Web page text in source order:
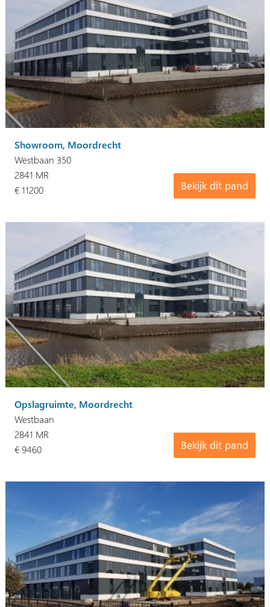
Showroom, Moordrecht
Westbaan 350
Bekijk dit pand
2841 MR
€ 11200
Opslagruimte, Moordrecht
Westbaan
Bekijk dit pand
2841 MR
€ 9460